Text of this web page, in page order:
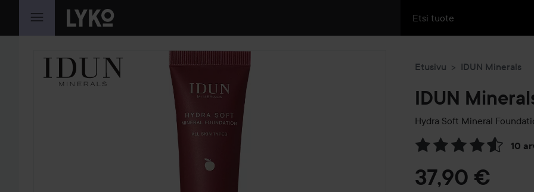
SIIRTYÄ JHK SISÄLTÖÖN
OHITA OSIO Etusivu IDUN Minerals
IDUN
Hydra Soft Mineral
10
Siirtyä jhk Arvosana &
37,90 €